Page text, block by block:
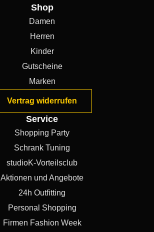
Shop
Damen
Herren
Kinder
Gutscheine
Marken
Vertrag widerrufen
Service
Shopping Party
Schrank Tuning
studioK-Vorteilsclub
Aktionen und Angebote
24h Outfitting
Personal Shopping
Firmen Fashion Week